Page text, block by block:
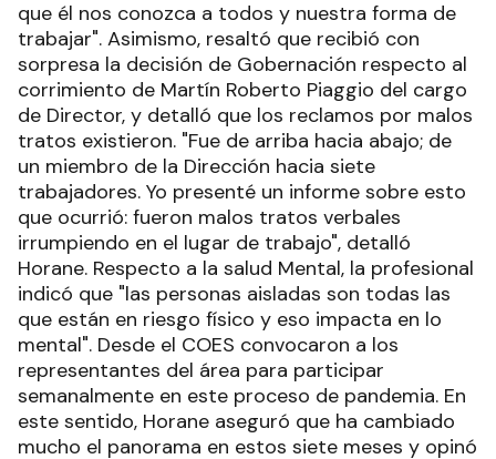
que él nos conozca a todos y nuestra forma de
trabajar". Asimismo, resaltó que recibió con
sorpresa la decisión de Gobernación respecto al
corrimiento de Martín Roberto Piaggio del cargo
de Director, y detalló que los reclamos por malos
tratos existieron. "Fue de arriba hacia abajo; de
un miembro de la Dirección hacia siete
trabajadores. Yo presenté un informe sobre esto
que ocurrió: fueron malos tratos verbales
irrumpiendo en el lugar de trabajo", detalló
Horane. Respecto a la salud Mental, la profesional
indicó que "las personas aisladas son todas las
que están en riesgo físico y eso impacta en lo
mental". Desde el COES convocaron a los
representantes del área para participar
semanalmente en este proceso de pandemia. En
este sentido, Horane aseguró que ha cambiado
mucho el panorama en estos siete meses y opinó